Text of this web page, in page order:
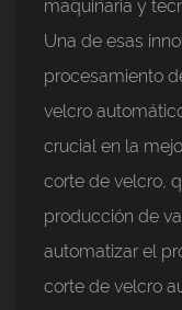
maquinaria y
Una de esas
procesamiento
velcro
crucial en la
corte de velcro,
producción de
automatizar el
corte de velcro